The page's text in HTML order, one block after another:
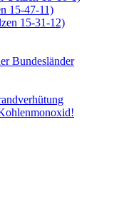
15-47-11)
15-31-12)
Bundesländer